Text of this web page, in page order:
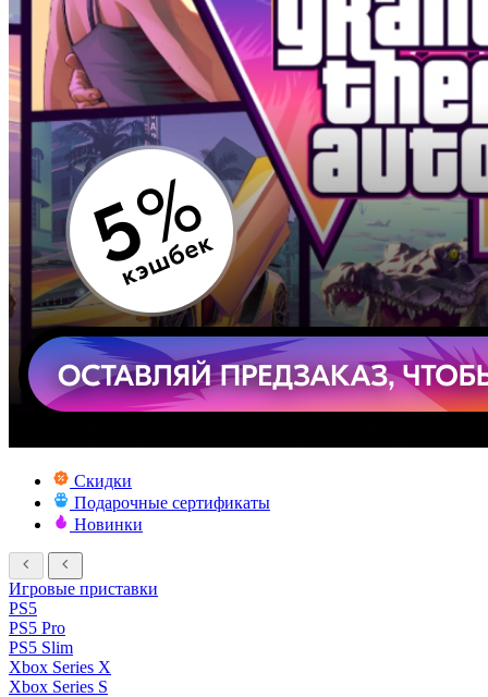
Скидки
Подарочные сертификаты
Новинки
Игровые приставки
PS5
PS5 Pro
PS5 Slim
Xbox Series X
Xbox Series S